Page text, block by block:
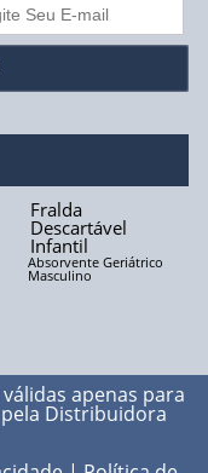
Fralda
Descartável
Infantil
Absorvente Geriátrico
Masculino
apenas para
Distribuidora